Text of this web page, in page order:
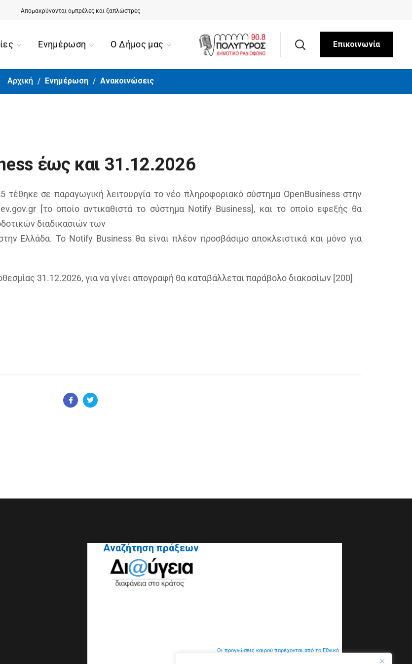
Απομακρύνονται ομπρέλες και ξαπλώστρες
τέλος για την περιπέτεια της 90χρονης από την Ορμύλια
Ενημέρωση Ο Δήμος μας Επικοινωνία
Αρχική Ενημέρωση Ανακοινώσεις
έως και 31.12.2026
σε παραγωγική λειτουργία το νέο πληροφοριακό σύστημα OpenBusiness στην
[το οποίο αντικαθιστά το σύστημα Notify Business], και το οποίο εφεξής θα
διαδικασιών των
Ελλάδα. Το Notify Business θα είναι πλέον προσβάσιμο αποκλειστικά και μόνο για
31.12.2026, για να γίνει απογραφή θα καταβάλλεται παράβολο διακοσίων [200]
Αναζήτηση πράξεων
Οι προγνώσεις καιρού παρέχονται από το Εθνικό